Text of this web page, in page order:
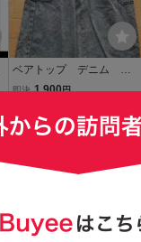
ベアトップ デニム オ
ールインワン M
即決 1,900円
送料無料